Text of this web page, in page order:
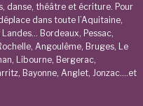
danse, théâtre et écriture. Pour
dans toute l’Aquitaine,
Bordeaux, Pessac,
Angoulême, Bruges, Le
Libourne, Bergerac,
Bayonne, Anglet, Jonzac….et